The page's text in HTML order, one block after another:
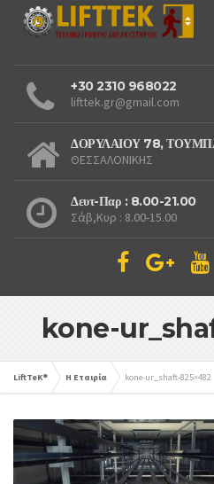
+30 2310 968022
lifttek.gr@gmail.com
ΔΟΡΥΛΑΙΟΥ 78,
ΘΕΣΣΑΛΟΝΙΚΗΣ
Δευτ-Παρ : 8.00-21.00
Σάβ,Κυρ : 8.00-15.00
kone-
LiftTeK® Η Εταιρία kone-ur_shaft-825×482